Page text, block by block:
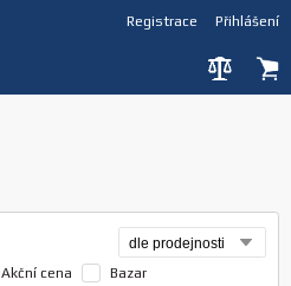
Přihlášení
Registrace
Akční cena
Bazar